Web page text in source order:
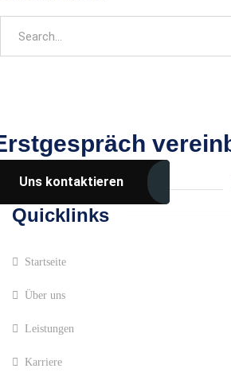
Uns kontaktieren
Quicklinks
Startseite
Über uns
Leistungen
Karriere